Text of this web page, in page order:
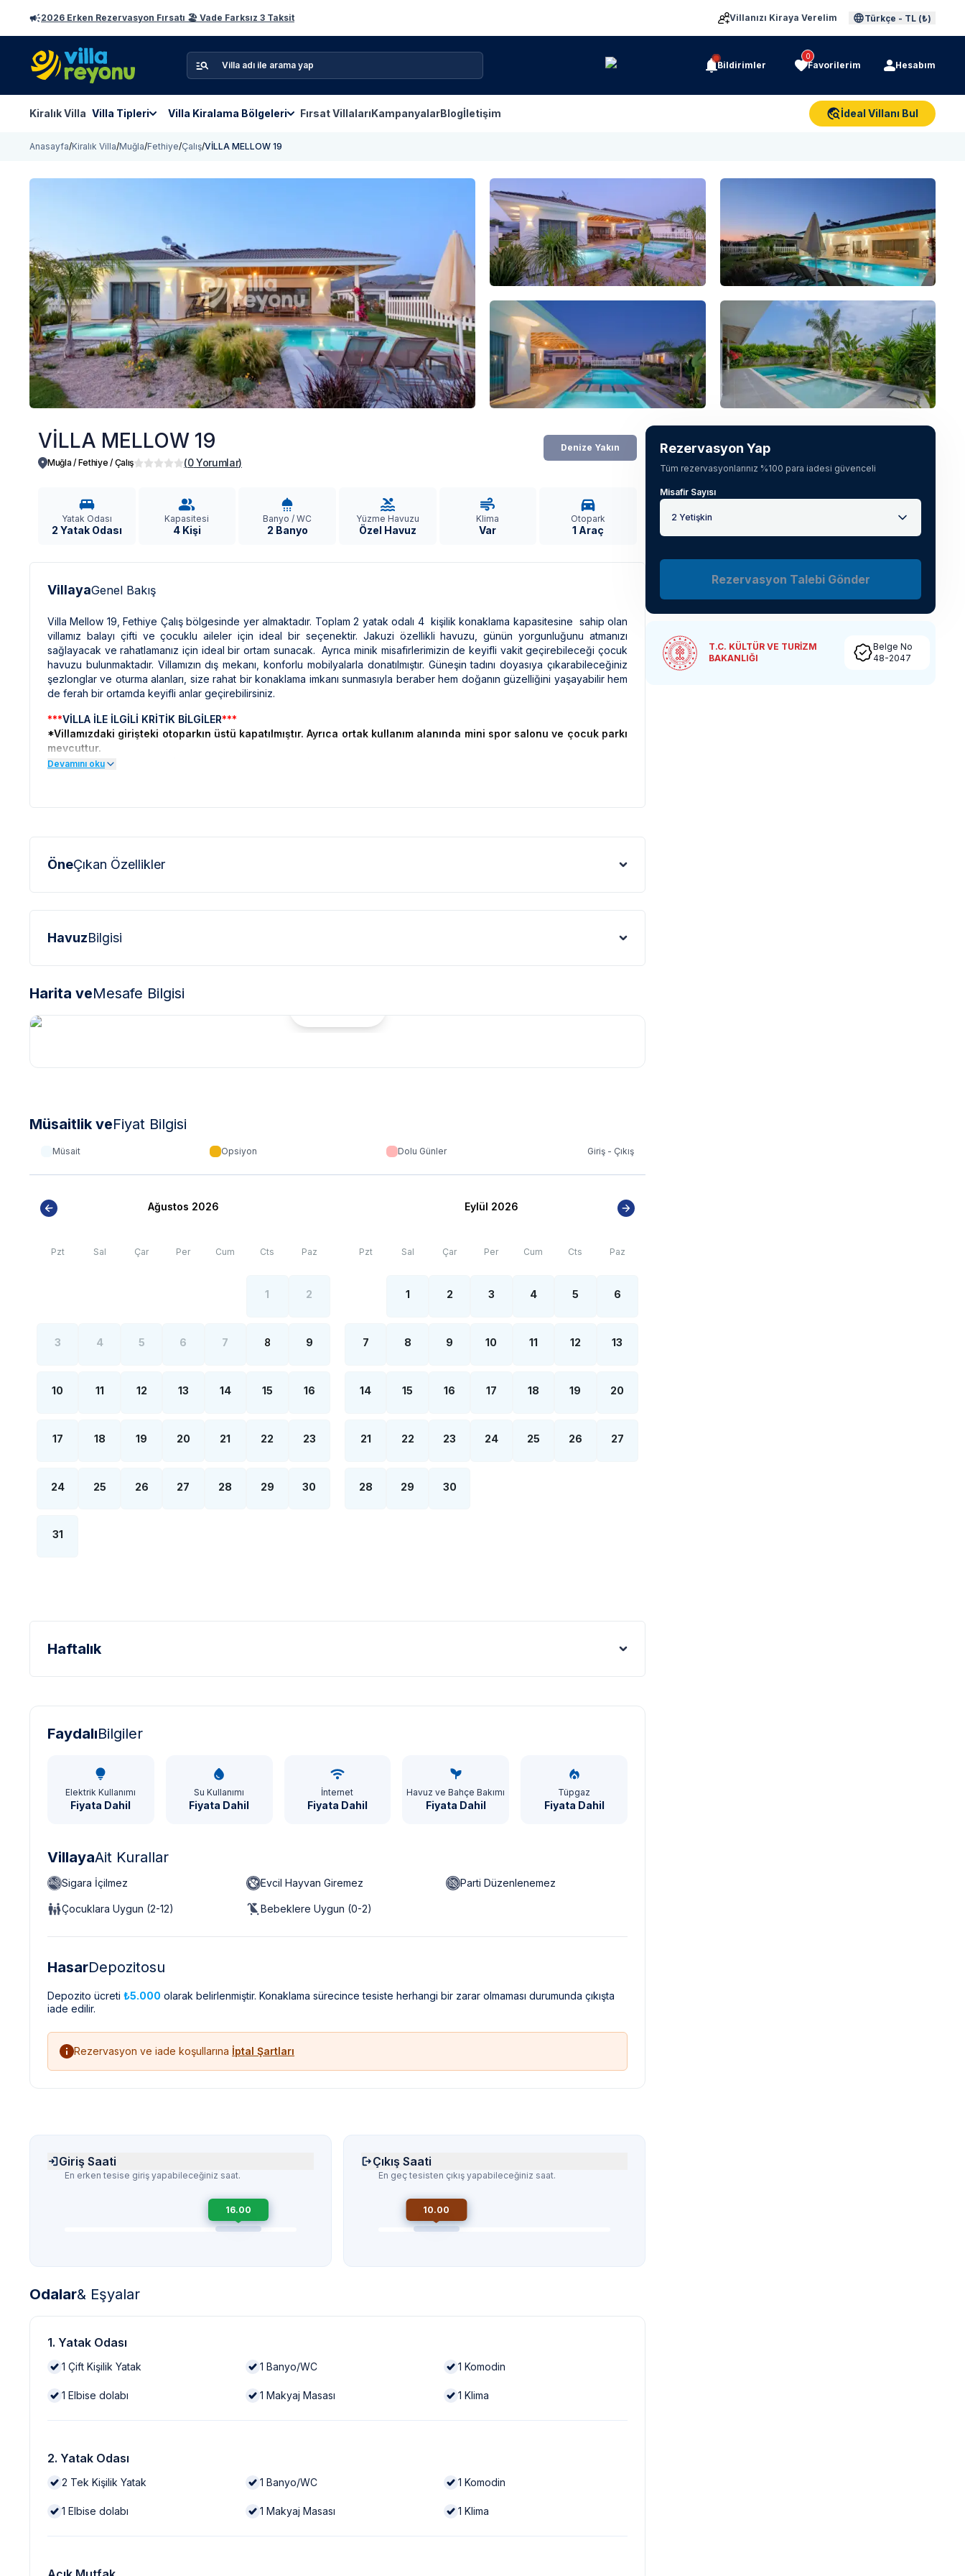
2026 Erken Rezervasyon Fırsatı 🏖️ Vade Farksız 3 Taksit Villanızı Kiraya Verelim Türkçe - TL (₺)
Bildirimler
0
Favorilerim Hesabım
Kiralık Villa Villa Tipleri Villa Kiralama Bölgeleri Fırsat VillalarıKampanyalarBlogİletişim İdeal Villanı Bul
Anasayfa/Kiralık Villa/Muğla/Fethiye/Çalış/VİLLA MELLOW 19
Tüm fotoğrafları gör
VİLLA MELLOW 19
Muğla / Fethiye / Çalış (0 Yorumlar)
Denize Yakın
Yatak Odası
2 Yatak Odası
Kapasitesi
4 Kişi
Banyo / WC
2 Banyo
Yüzme Havuzu
Özel Havuz
Klima
Var
Otopark
1 Araç
VillayaGenel Bakış
Villa Mellow 19, Fethiye Çalış bölgesinde yer almaktadır. Toplam 2 yatak odalı 4 kişilik konaklama kapasitesine sahip olan
villamız balayı çifti ve çocuklu aileler için ideal bir seçenektir. Jakuzi özellikli havuzu, günün yorgunluğunu atmanızı
sağlayacak ve rahatlamanız için ideal bir ortam sunacak. Ayrıca minik misafirlerimizin de keyifli vakit geçirebileceği çocuk
havuzu bulunmaktadır. Villamızın dış mekanı, konforlu mobilyalarla donatılmıştır. Güneşin tadını doyasıya çıkarabileceğiniz
şezlonglar ve oturma alanları, size rahat bir konaklama imkanı sunmasıyla beraber hem doğanın güzelliğini yaşayabilir hem
de ferah bir ortamda keyifli anlar geçirebilirsiniz.
***VİLLA İLE İLGİLİ KRİTİK BİLGİLER***
*Villamızdaki girişteki otoparkın üstü kapatılmıştır. Ayrıca ortak kullanım alanında mini spor salonu ve çocuk parkı
mevcuttur.
*Aynı villalardan birden fazla bulunmaktadır. Misafirlerin rahatsız olmaması adına havuz kullanımı en geç 22.00
*Villalarımızda kalan ödemeler havale olarak kabul edilmektedir.
* Doğa içerisinde bulunan tüm villalarımızda düzenli olarak ilaçlama yapılmaktadır. Ancak yine de çevrede kelebek, böcek,
*Bu evin resimleri sitemizde yer alan diğer evlerin resimleri gibi görüntüyü ekrana sığdırmak amacıyla, geniş açılı lens ve
olarak görülebilmektedir.
elektrik ve su kesintileri yaşanabilmektedir.
Devamını oku
ÖneÇıkan Özellikler
HavuzBilgisi
Harita veMesafe Bilgisi
Müsaitlik veFiyat Bilgisi
Müsait Opsiyon Dolu Günler Giriş - Çıkış
Ağustos 2026
Pzt Sal Çar Per Cum Cts Paz
1 2
3 4 5 6 7 8 9
10 11 12 13 14 15 16
17 18 19 20 21 22 23
24 25 26 27 28 29 30
31
Eylül 2026
Pzt Sal Çar Per Cum Cts Paz
1 2 3 4 5 6
7 8 9 10 11 12 13
14 15 16 17 18 19 20
21 22 23 24 25 26 27
28 29 30
Haftalık
FaydalıBilgiler
Elektrik Kullanımı
Fiyata Dahil
Su Kullanımı
Fiyata Dahil
İnternet
Fiyata Dahil
Havuz ve Bahçe Bakımı
Fiyata Dahil
Tüpgaz
Fiyata Dahil
VillayaAit Kurallar
Sigara İçilmez Evcil Hayvan Giremez Parti Düzenlenemez
Çocuklara Uygun (2-12) Bebeklere Uygun (0-2)
HasarDepozitosu
Depozito ücreti ₺5.000 olarak belirlenmiştir. Konaklama sürecince tesiste herhangi bir zarar olmaması durumunda çıkışta
iade edilir.
Rezervasyon ve iade koşullarına İptal Şartları
Giriş Saati
En erken tesise giriş yapabileceğiniz saat.
16.00
Çıkış Saati
En geç tesisten çıkış yapabileceğiniz saat.
10.00
Odalar& Eşyalar
1. Yatak Odası
1 Çift Kişilik Yatak 1 Banyo/WC 1 Komodin
1 Elbise dolabı 1 Makyaj Masası 1 Klima
2. Yatak Odası
2 Tek Kişilik Yatak 1 Banyo/WC 1 Komodin
1 Elbise dolabı 1 Makyaj Masası 1 Klima
Rezervasyon Yap
Tüm rezervasyonlarınız %100 para iadesi güvenceli
Misafir Sayısı
2 Yetişkin
Rezervasyon Talebi Gönder
T.C. KÜLTÜR VE TURİZM
BAKANLIĞI
Belge No
48-2047